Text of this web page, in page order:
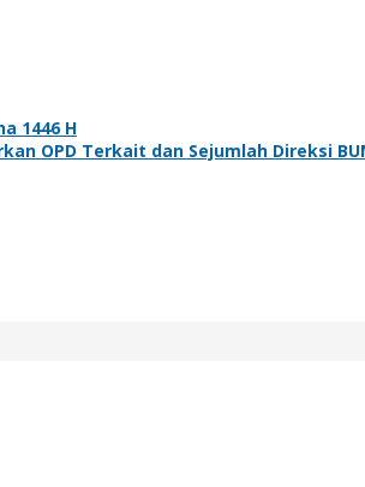
1446 H
OPD Terkait dan Sejumlah Direksi